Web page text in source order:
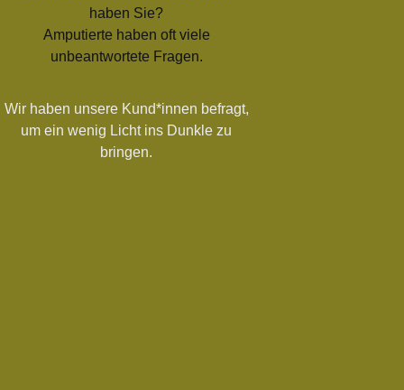
haben Sie?
Amputierte haben oft viele
unbeantwortete Fragen.
Wir haben unsere Kund*innen befragt,
um ein wenig Licht ins Dunkle zu
bringen.